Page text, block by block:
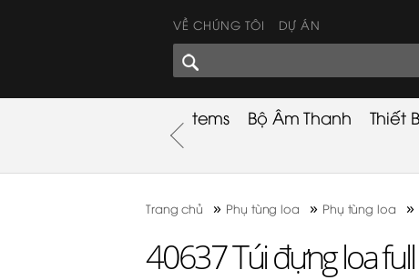
VỀ CHÚNG TÔI DỰ ÁN
GÓC CHIA SẺ
Used Items Bộ Âm Thanh Thiết
Trang chủ » Phụ tùng loa » Phụ tùng loa »
40637 Túi đựng loa